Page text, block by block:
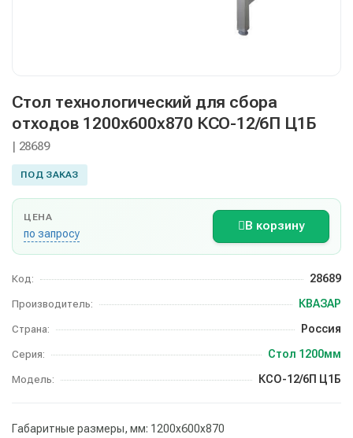
Стол технологический для сбора
отходов 1200х600х870 КСО-12/6П Ц1Б
| 28689
ПОД ЗАКАЗ
ЦЕНА
по запросу
В корзину
Код: 28689
Производитель: КВАЗАР
Страна: Россия
Серия: Стол 1200мм
Модель: КСО-12/6П Ц1Б
Габаритные размеры, мм: 1200х600х870